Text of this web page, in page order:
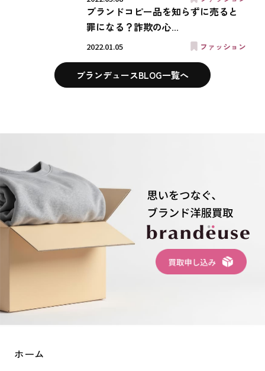
ブランドコピー品を知らずに売ると
罪になる？詐欺の心...
2022.01.05
ファッション
ブランデュースBLOG一覧へ
ホーム